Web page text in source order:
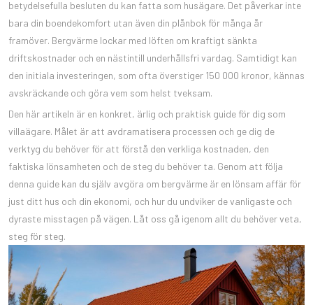
betydelsefulla besluten du kan fatta som husägare. Det påverkar inte
bara din boendekomfort utan även din plånbok för många år
framöver. Bergvärme lockar med löften om kraftigt sänkta
driftskostnader och en nästintill underhållsfri vardag. Samtidigt kan
den initiala investeringen, som ofta överstiger 150 000 kronor, kännas
avskräckande och göra vem som helst tveksam.
Den här artikeln är en konkret, ärlig och praktisk guide för dig som
villaägare. Målet är att avdramatisera processen och ge dig de
verktyg du behöver för att förstå den verkliga kostnaden, den
faktiska lönsamheten och de steg du behöver ta. Genom att följa
denna guide kan du själv avgöra om bergvärme är en lönsam affär för
just ditt hus och din ekonomi, och hur du undviker de vanligaste och
dyraste misstagen på vägen. Låt oss gå igenom allt du behöver veta,
steg för steg.